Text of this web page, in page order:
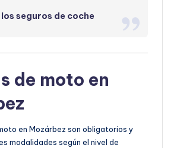
seguros de coche
de moto en
en Mozárbez son obligatorios y
modalidades según el nivel de